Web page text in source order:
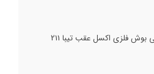
فلزی اکسل عقب تیبا 211